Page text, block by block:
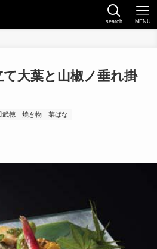
search MENU
て大葉と山椒ノ垂れ掛
武徳 焼き物 菜ばな